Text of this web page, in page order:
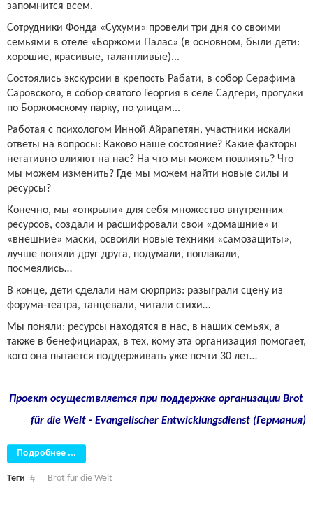
запомнится всем.
Сотрудники Фонда «Сухуми» провели три дня со своими
семьями в отеле «Боржоми Палас» (в основном, были дети:
хорошие, красивые, талантливые)...
Состоялись экскурсии в крепость Рабати, в собор Серафима
Саровского, в собор святого Георгия в селе Садгери, прогулки
по Боржомскому парку, по улицам...
Работая с психологом Инной Айрапетян, участники искали
ответы на вопросы: Каково наше состояние? Какие факторы
негативно влияют на нас? На что мы можем повлиять? Что
мы можем изменить? Где мы можем найти новые силы и
ресурсы?
Конечно, мы «открыли» для себя множество внутренних
ресурсов, создали и расшифровали свои «домашние» и
«внешние» маски, освоили новые техники «самозащиты»,
лучше поняли друг друга, подумали, поплакали,
посмеялись…
В конце, дети сделали нам сюрприз: разыграли сцену из
форума-театра, танцевали, читали стихи…
Мы поняли: ресурсы находятся в нас, в наших семьях, а
также в бенефициарах, в тех, кому эта организация помогает,
кого она пытается поддерживать уже почти 30 лет…
Проект осуществляется при поддержке организации Brot
für die Welt - Evangelischer Entwicklungsdienst (Германия)
Подробнее ...
Теги Brot für die Welt